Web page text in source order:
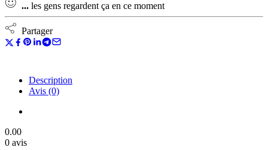
... les gens regardent ça en ce moment
Partager
Description
Avis (0)
0.00
0 avis